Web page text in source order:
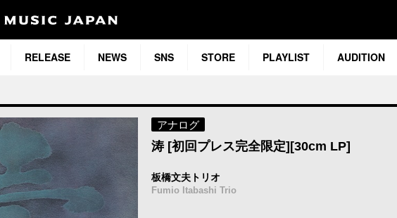
RELEASE NEWS SNS STORE PLAYLIST AUDITION
アナログ
涛 [初回プレス完全限定][30cm LP]
板橋文夫トリオ
Fumio Itabashi Trio